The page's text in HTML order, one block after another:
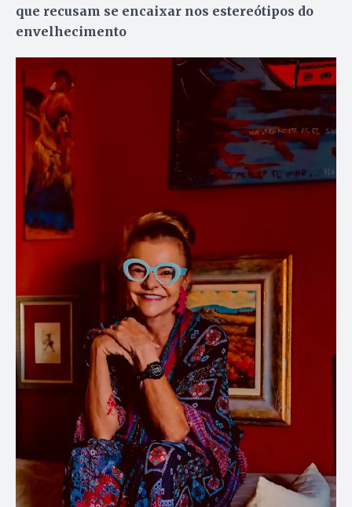
que recusam se encaixar nos estereótipos do
envelhecimento